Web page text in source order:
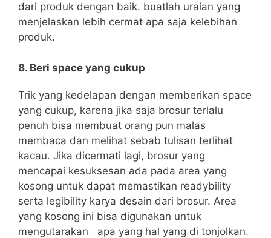
dari produk dengan baik. buatlah uraian yang
menjelaskan lebih cermat apa saja kelebihan
produk.
8. Beri space yang cukup
Trik yang kedelapan dengan memberikan space
yang cukup, karena jika saja brosur terlalu
penuh bisa membuat orang pun malas
membaca dan melihat sebab tulisan terlihat
kacau. Jika dicermati lagi, brosur yang
mencapai kesuksesan ada pada area yang
kosong untuk dapat memastikan readybility
serta legibility karya desain dari brosur. Area
yang kosong ini bisa digunakan untuk
mengutarakan apa yang hal yang di tonjolkan.